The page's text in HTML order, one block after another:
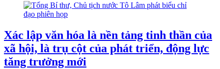
Xác lập văn hóa là nền tảng tinh thần của
xã hội, là trụ cột của phát triển, động lực
tăng trưởng mới